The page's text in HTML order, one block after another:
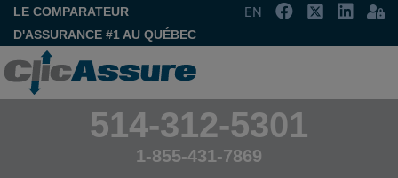
LE COMPARATEUR
D'ASSURANCE #1 AU QUÉBEC
EN
514-312-5301
1-855-431-7869